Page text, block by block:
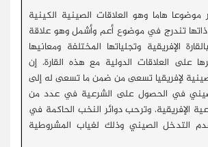
موضوعا هاما وهو العلاقات الصينية الكينية
تندرج في موضوع أعم وأشمل وهو علاقة
الإفريقية وتجلياتها المختلفة ومعانيها
على العلاقات الدولية مع هذه القارة. إن
لإفريقيا تسعى من ضمن ما تسعى له إلى
في الحصول على الشرعية في عدد من
الإفريقية. وترحب دوائر النخب الحاكمة في
التدخل الصيني وذلك لغياب المشروطية